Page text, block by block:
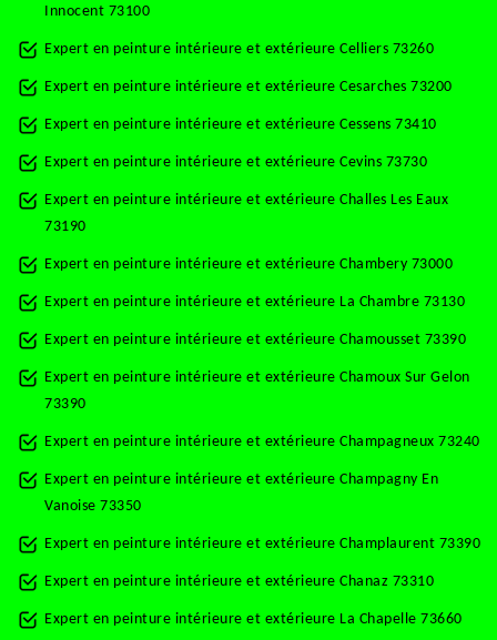
Innocent 73100
Expert en peinture intérieure et extérieure Celliers 73260
Expert en peinture intérieure et extérieure Cesarches 73200
Expert en peinture intérieure et extérieure Cessens 73410
Expert en peinture intérieure et extérieure Cevins 73730
Expert en peinture intérieure et extérieure Challes Les Eaux
73190
Expert en peinture intérieure et extérieure Chambery 73000
Expert en peinture intérieure et extérieure La Chambre 73130
Expert en peinture intérieure et extérieure Chamousset 73390
Expert en peinture intérieure et extérieure Chamoux Sur Gelon
73390
Expert en peinture intérieure et extérieure Champagneux 73240
Expert en peinture intérieure et extérieure Champagny En
Vanoise 73350
Expert en peinture intérieure et extérieure Champlaurent 73390
Expert en peinture intérieure et extérieure Chanaz 73310
Expert en peinture intérieure et extérieure La Chapelle 73660